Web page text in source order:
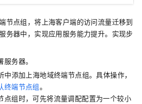
节点组，将上海客户端的访问流量迁移到
务器中，实现应用服务能力提升。实现步
务器。
中添加上海地域终端节点组。具体操作，
终端节点组。
点组时，可先将流量调配配置为一个较小